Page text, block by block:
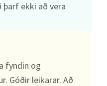
ekki að vera
fyndin og
Góðir leikarar. Að